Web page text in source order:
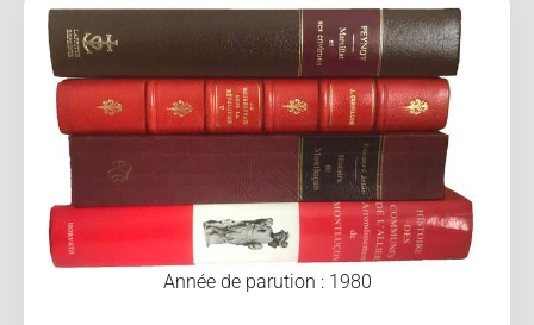
Année de parution : 1980